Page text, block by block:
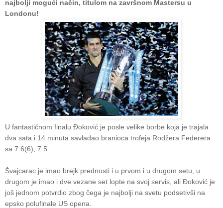
najbolji mogući način, titulom na završnom Mastersu u
Londonu!
U fantastičnom finalu Đoković je posle velike borbe koja je trajala
dva sata i 14 minuta savladao branioca trofeja Rodžera Federera
sa 7:6(6), 7:5.
Švajcarac je imao brejk prednosti i u prvom i u drugom setu, u
drugom je imao i dve vezane set lopte na svoj servis, ali Đoković je
još jednom potvrdio zbog čega je najbolji na svetu podsetivši na
epsko polufinale US opena.